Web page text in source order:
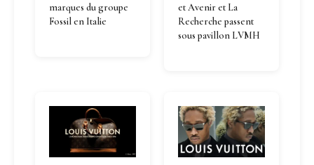
marques du groupe
Fossil en Italie
et Avenir et La
Recherche passent
sous pavillon LVMH